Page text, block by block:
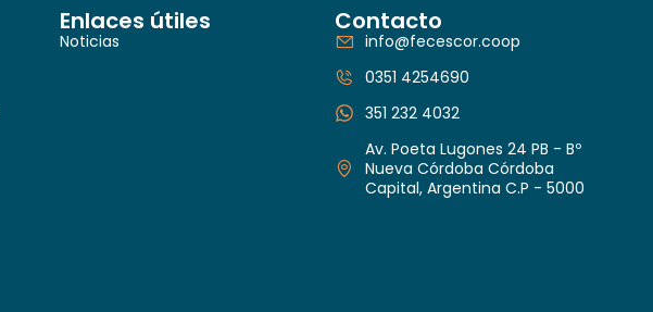
Enlaces útiles
Noticias
Contacto
info@fecescor.coop
0351 4254690
351 232 4032
Av. Poeta Lugones 24 PB - Bº
Nueva Córdoba Córdoba
Capital, Argentina C.P - 5000